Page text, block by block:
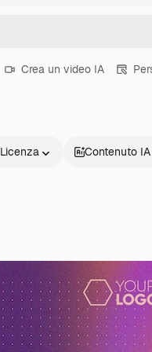
Crea un video IA
Licenza Contenuto IA